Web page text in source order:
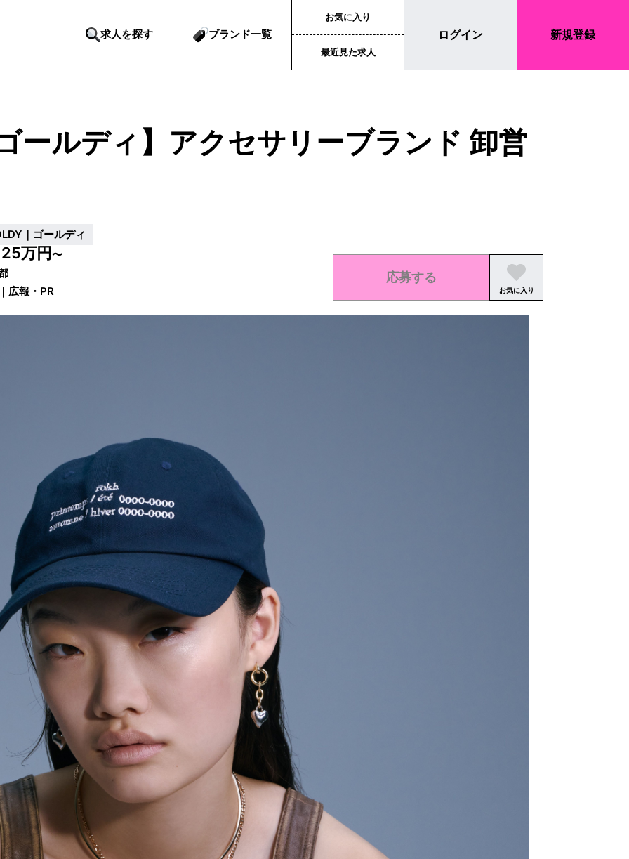
求人を探す ブランド一覧
お気に入り
最近見た求人
ログイン 新規登録
ールディ】アクセサリーブランド 卸営
｜ゴールディ
25万円〜
広報・PR
応募する
お気に入り